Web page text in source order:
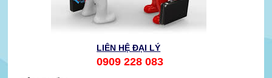
LIÊN HỆ ĐẠI LÝ
0909 228 083